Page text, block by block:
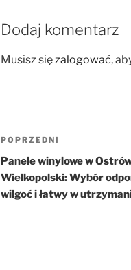
Dodaj komentarz
Musisz sięzalogować,
Nawigacja
wpisu
Poprzedni
wpis
POPRZEDNI
Panele winylowe w
Wielkopolski: Wybór
wilgoć i łatwy w